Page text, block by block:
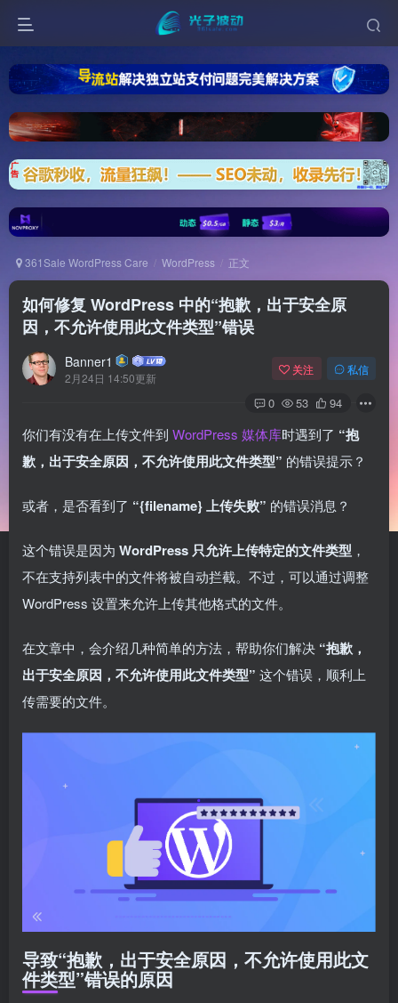
361Sale WordPress Care WordPress 正文
如何修复 WordPress 中的“抱歉，出于安全原
因，不允许使用此文件类型”错误
Banner1
2月24日 14:50更新
关注 私信
0 53 94
你们有没有在上传文件到 WordPress 媒体库时遇到了 “抱
歉，出于安全原因，不允许使用此文件类型” 的错误提示？
或者，是否看到了 “{filename} 上传失败” 的错误消息？
这个错误是因为 WordPress 只允许上传特定的文件类型 ，
不在支持列表中的文件将被自动拦截。不过，可以通过调整
WordPress 设置来允许上传其他格式的文件。
在文章中，会介绍几种简单的方法，帮助你们解决 “抱歉，
出于安全原因，不允许使用此文件类型” 这个错误，顺利上
传需要的文件。
导致“抱歉，出于安全原因，不允许使用此文
件类型”错误的原因